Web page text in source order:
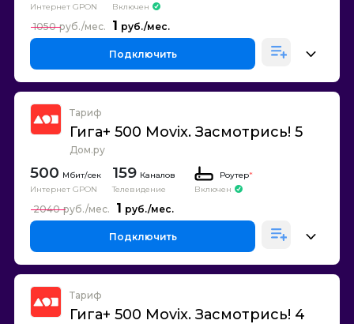
Интернет GPON
Включен
1
1050
Подключить
Тариф
Гига+ 500 Movix. Засмотрись! 5
Дом.ру
500
Интернет GPON
159 Каналов
Телевидение
Роутер*
Включен
1
2040
Подключить
Тариф
Гига+ 500 Movix. Засмотрись! 4